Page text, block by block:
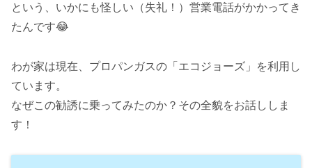
という、いかにも怪しい（失礼！）営業電話がかかってき
たんです😂
わが家は現在、プロパンガスの「エコジョーズ」を利用し
ています。
なぜこの勧誘に乗ってみたのか？その全貌をお話ししま
す！